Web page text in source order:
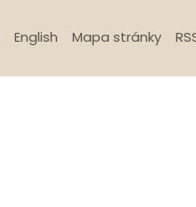
English Mapa stránky